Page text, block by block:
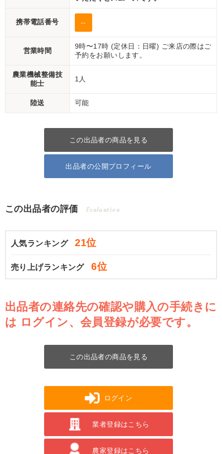
携帯電話番号 --
営業時間
9時〜17時 (定休日：日曜) ご来店の際はご
予約をお願いします。
農業機械整備技
能士
1人
陸送 可能
この出品者の商品を見る
出品者の公開プロフィール
この出品者の評価 Evaluation
人気ランキング 21位
売り上げランキング 6位
出品者の連絡先の確認や購入の手続きに
は ログイン、会員登録が必要です。
この出品者の商品を見る
ログイン
業者登録はこちら
農家登録はこちら